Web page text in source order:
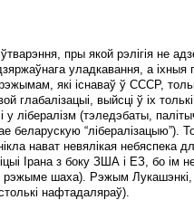
пры якой рэлігія не
уладкавання, а іхныя
які існаваў ў СССР,
выйсці ў іх
лібералізм (тэледэбаты,
“лібералізацыю”).
нават невялікая небяспека
Ірана з боку ЗША і ЕЗ, бо ім
шаха). Рэжым
нафтадаляраў).